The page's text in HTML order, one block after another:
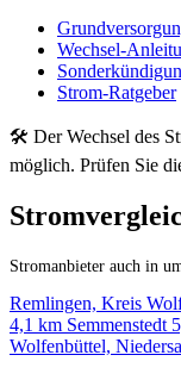
Wechsel-
Strom-Ratgeber
🛠 Der Wechsel des
möglich. Prüfen Sie
Stromanbieter auch in
Remlingen, Kreis
4,1 km Semmenstedt
Wolfenbüttel,